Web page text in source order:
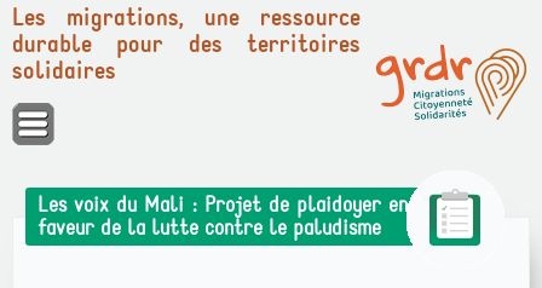
Panneau de gestion des cookies
Les migrations, une ressource
durable pour des territoires
solidaires
Les voix du Mali : Projet de plaidoyer en
faveur de la lutte contre le paludisme